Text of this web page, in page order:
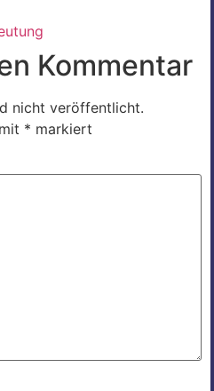
Kommentar
nicht veröffentlicht.
* markiert